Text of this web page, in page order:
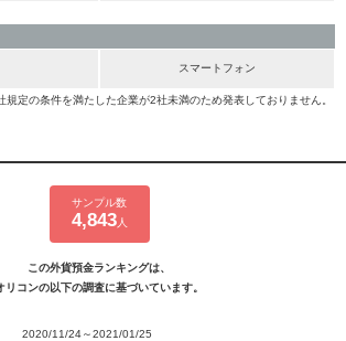
スマートフォン
定の条件を満たした企業が2社未満のため発表しておりません。
サンプル数
4,843人
この外貨預金ランキングは、
リコンの以下の調査に基づいています。
2020/11/24～2021/01/25